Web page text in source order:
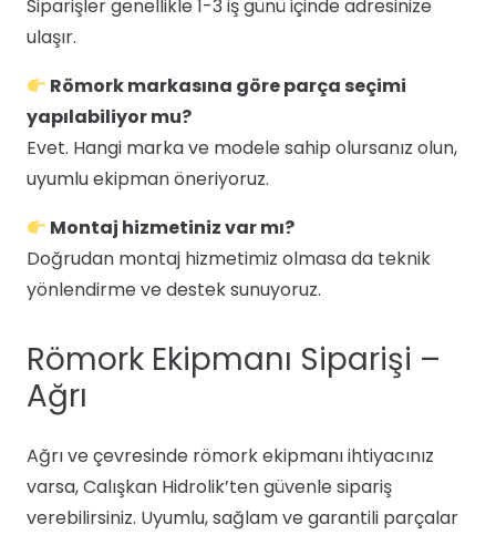
Siparişler genellikle 1-3 iş günü içinde adresinize
ulaşır.
Römork markasına göre parça seçimi
yapılabiliyor mu?
Evet. Hangi marka ve modele sahip olursanız olun,
uyumlu ekipman öneriyoruz.
Montaj hizmetiniz var mı?
Doğrudan montaj hizmetimiz olmasa da teknik
yönlendirme ve destek sunuyoruz.
Römork Ekipmanı Siparişi –
Ağrı
Ağrı ve çevresinde römork ekipmanı ihtiyacınız
varsa, Calışkan Hidrolik’ten güvenle sipariş
verebilirsiniz. Uyumlu, sağlam ve garantili parçalar